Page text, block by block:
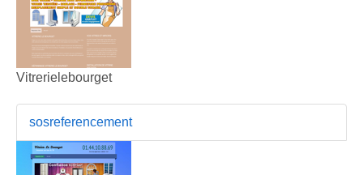
Vitrerielebourget
sosreferencement